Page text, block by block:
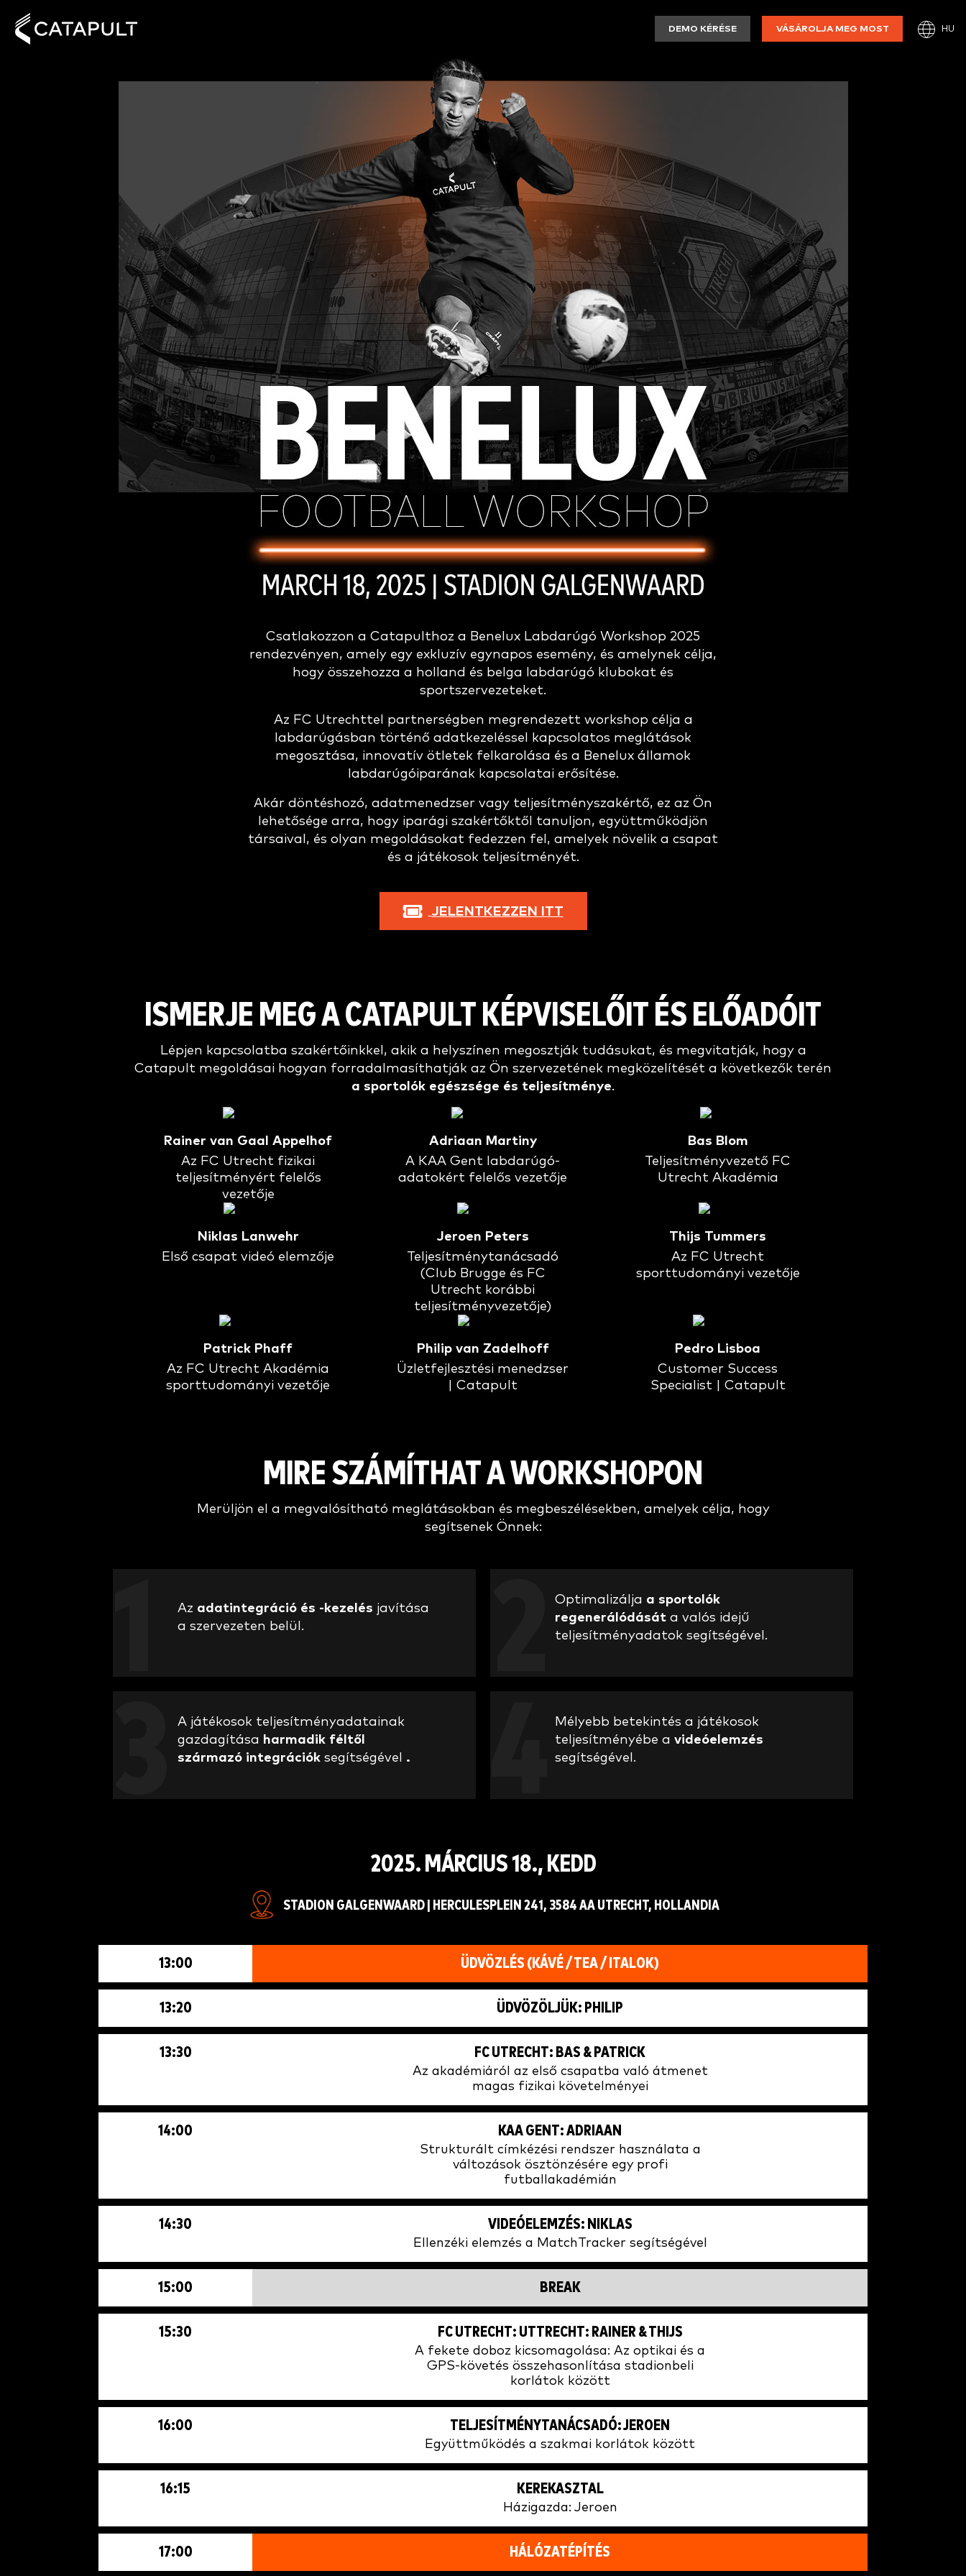
DEMO KÉRÉSE VÁSÁROLJA MEG MOST HU
Csatlakozzon a Catapulthoz a Benelux Labdarúgó Workshop 2025
rendezvényen, amely egy exkluzív egynapos esemény, és amelynek célja,
hogy összehozza a holland és belga labdarúgó klubokat és
sportszervezeteket.
Az FC Utrechttel partnerségben megrendezett workshop célja a
labdarúgásban történő adatkezeléssel kapcsolatos meglátások
megosztása, innovatív ötletek felkarolása és a Benelux államok
labdarúgóiparának kapcsolatai erősítése.
Akár döntéshozó, adatmenedzser vagy teljesítményszakértő, ez az Ön
lehetősége arra, hogy iparági szakértőktől tanuljon, együttműködjön
társaival, és olyan megoldásokat fedezzen fel, amelyek növelik a csapat
és a játékosok teljesítményét.
JELENTKEZZEN ITT
ISMERJE MEG A CATAPULT KÉPVISELŐIT ÉS ELŐADÓIT
Lépjen kapcsolatba szakértőinkkel, akik a helyszínen megosztják tudásukat, és megvitatják, hogy a
Catapult megoldásai hogyan forradalmasíthatják az Ön szervezetének megközelítését a következők terén
a sportolók egészsége és teljesítménye.
Rainer van Gaal Appelhof
Az FC Utrecht fizikai
teljesítményért felelős
vezetője
Adriaan Martiny
A KAA Gent labdarúgó-
adatokért felelős vezetője
Bas Blom
Teljesítményvezető FC
Utrecht Akadémia
Niklas Lanwehr
Első csapat videó elemzője
Jeroen Peters
Teljesítménytanácsadó
(Club Brugge és FC
Utrecht korábbi
teljesítményvezetője)
Thijs Tummers
Az FC Utrecht
sporttudományi vezetője
Patrick Phaff
Az FC Utrecht Akadémia
sporttudományi vezetője
Philip van Zadelhoff
Üzletfejlesztési menedzser
| Catapult
Pedro Lisboa
Customer Success
Specialist | Catapult
MIRE SZÁMÍTHAT A WORKSHOPON
Merüljön el a megvalósítható meglátásokban és megbeszélésekben, amelyek célja, hogy
segítsenek Önnek:
Az adatintegráció és -kezelés javítása
a szervezeten belül.
Optimalizálja a sportolók
regenerálódását a valós idejű
teljesítményadatok segítségével.
A játékosok teljesítményadatainak
gazdagítása harmadik féltől
származó integrációk segítségével .
Mélyebb betekintés a játékosok
teljesítményébe a videóelemzés
segítségével.
2025. MÁRCIUS 18., KEDD
STADION GALGENWAARD | HERCULESPLEIN 241, 3584 AA UTRECHT, HOLLANDIA
13:00 ÜDVÖZLÉS (KÁVÉ / TEA / ITALOK)
13:20 ÜDVÖZÖLJÜK: PHILIP
13:30 FC UTRECHT: BAS & PATRICK
Az akadémiáról az első csapatba való átmenet
magas fizikai követelményei
14:00 KAA GENT: ADRIAAN
Strukturált címkézési rendszer használata a
változások ösztönzésére egy profi
futballakadémián
14:30 VIDEÓELEMZÉS: NIKLAS
Ellenzéki elemzés a MatchTracker segítségével
15:00 BREAK
15:30 FC UTRECHT: UTTRECHT: RAINER & THIJS
A fekete doboz kicsomagolása: Az optikai és a
GPS-követés összehasonlítása stadionbeli
korlátok között
16:00 TELJESÍTMÉNYTANÁCSADÓ: JEROEN
Együttműködés a szakmai korlátok között
16:15 KEREKASZTAL
Házigazda: Jeroen
17:00 HÁLÓZATÉPÍTÉS